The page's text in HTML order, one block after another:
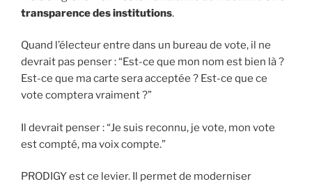
transparence des institutions.
Quand l’électeur entre dans un bureau de vote, il ne
devrait pas penser : “Est-ce que mon nom est bien là ?
Est-ce que ma carte sera acceptée ? Est-ce que ce
vote comptera vraiment ?”
Il devrait penser : “Je suis reconnu, je vote, mon vote
est compté, ma voix compte.”
PRODIGY est ce levier. Il permet de moderniser